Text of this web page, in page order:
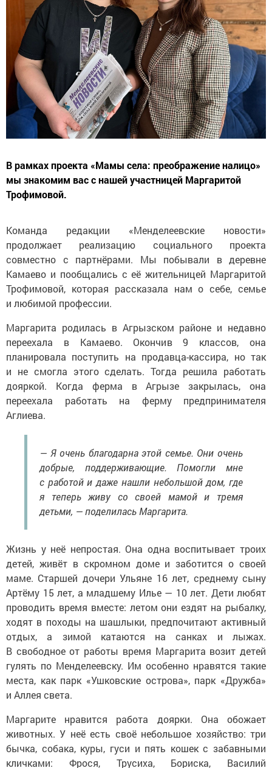
В рамках проекта «Мамы села: преображение налицо»
мы знакомим вас с нашей участницей Маргаритой
Трофимовой.
Команда редакции «Менделеевские новости»
продолжает реализацию социального проекта
совместно с партнёрами. Мы побывали в деревне
Камаево и пообщались с её жительницей Маргаритой
Трофимовой, которая рассказала нам о себе, семье
и любимой профессии.
Маргарита родилась в Агрызском районе и недавно
переехала в Камаево. Окончив 9 классов, она
планировала поступить на продавца-кассира, но так
и не смогла этого сделать. Тогда решила работать
дояркой. Когда ферма в Агрызе закрылась, она
переехала работать на ферму предпринимателя
Аглиева.
— Я очень благодарна этой семье. Они очень
добрые, поддерживающие. Помогли мне
с работой и даже нашли небольшой дом, где
я теперь живу со своей мамой и тремя
детьми, — поделилась Маргарита.
Жизнь у неё непростая. Она одна воспитывает троих
детей, живёт в скромном доме и заботится о своей
маме. Старшей дочери Ульяне 16 лет, среднему сыну
Артёму 15 лет, а младшему Илье — 10 лет. Дети любят
проводить время вместе: летом они ездят на рыбалку,
ходят в походы на шашлыки, предпочитают активный
отдых, а зимой катаются на санках и лыжах.
В свободное от работы время Маргарита возит детей
гулять по Менделеевску. Им особенно нравятся такие
места, как парк «Ушковские острова», парк «Дружба»
и Аллея света.
Маргарите нравится работа доярки. Она обожает
животных. У неё есть своё небольшое хозяйство: три
бычка, собака, куры, гуси и пять кошек с забавными
кличками: Фрося, Трусиха, Бориска, Василий